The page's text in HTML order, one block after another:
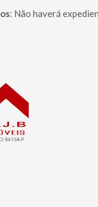
: Não haverá